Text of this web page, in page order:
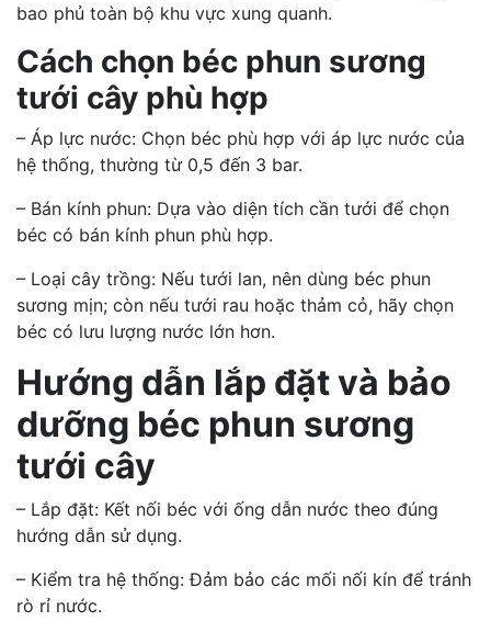
bao phủ toàn bộ khu vực xung quanh.
Cách chọn béc phun sương
tưới cây phù hợp
– Áp lực nước: Chọn béc phù hợp với áp lực nước của
hệ thống, thường từ 0,5 đến 3 bar.
– Bán kính phun: Dựa vào diện tích cần tưới để chọn
béc có bán kính phun phù hợp.
– Loại cây trồng: Nếu tưới lan, nên dùng béc phun
sương mịn; còn nếu tưới rau hoặc thảm cỏ, hãy chọn
béc có lưu lượng nước lớn hơn.
Hướng dẫn lắp đặt và bảo
dưỡng béc phun sương
tưới cây
– Lắp đặt: Kết nối béc với ống dẫn nước theo đúng
hướng dẫn sử dụng.
– Kiểm tra hệ thống: Đảm bảo các mối nối kín để tránh
rò rỉ nước.